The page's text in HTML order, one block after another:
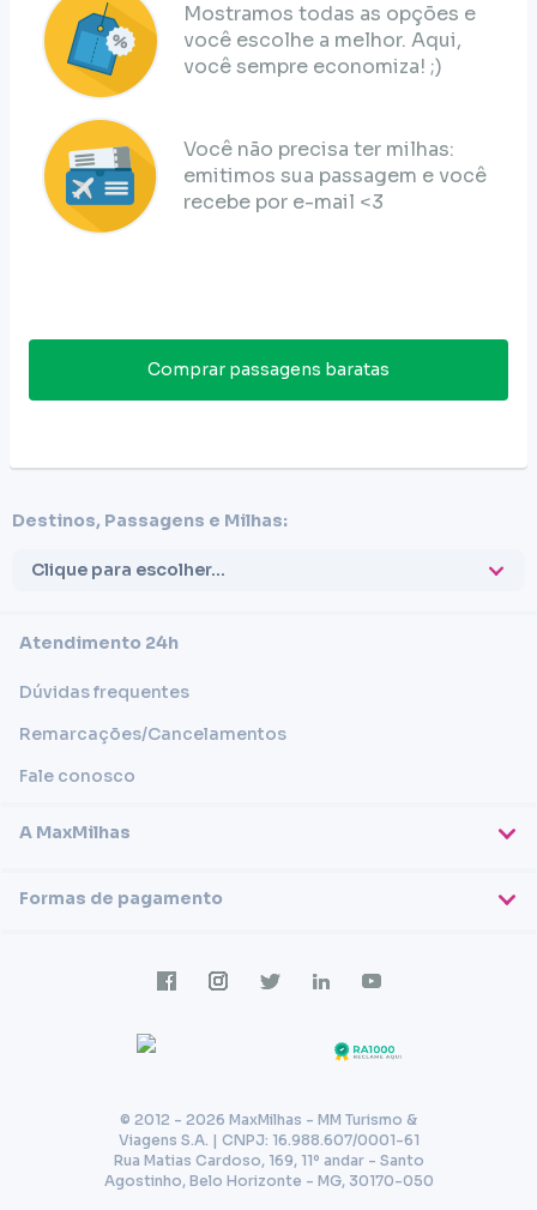
Mostramos todas as opções e
você escolhe a melhor. Aqui,
você sempre economiza! ;)
Você não precisa ter milhas:
emitimos sua passagem e você
recebe por e-mail <3
Comprar passagens baratas
Destinos, Passagens e Milhas:
Clique para escolher...
A MaxMilhas
Termos e condições
Atendimento 24h
Dúvidas frequentes
Remarcações/Cancelamentos
Fale conosco
Formas de pagamento
© 2012 - 2026 MaxMilhas - MM Turismo &
Viagens S.A. | CNPJ: 16.988.607/0001-61
Rua Matias Cardoso, 169, 11º andar - Santo
Agostinho, Belo Horizonte - MG, 30170-050